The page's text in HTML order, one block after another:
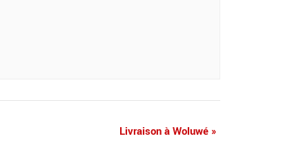
Livraison à Woluwé »